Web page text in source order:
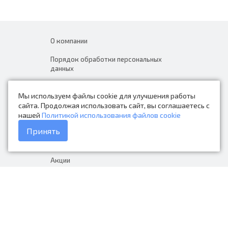
Мы используем файлы cookie для улучшения работы
сайта. Продолжая использовать сайт, вы соглашаетесь с
нашей Политикой использования файлов cookie
Принять
О компании
Порядок обработки персональных
данных
Контакты
Каталог товаров
Доставка и оплата
Акции